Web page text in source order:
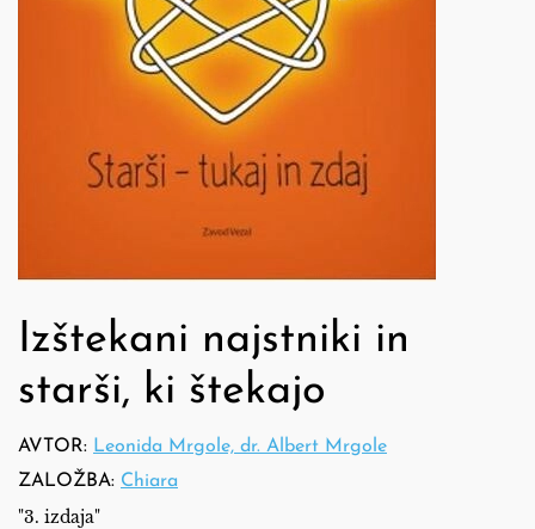
Izštekani najstniki in
starši, ki štekajo
AVTOR: Leonida Mrgole, dr. Albert Mrgole
ZALOŽBA: Chiara
"3. izdaja"